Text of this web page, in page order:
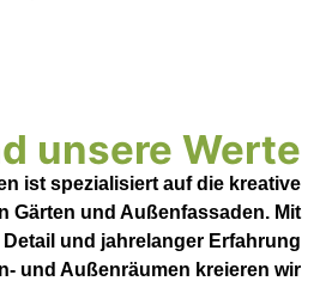
unsere Werte
ist spezialisiert auf die kreative
Gärten und Außenfassaden. Mit
und jahrelanger Erfahrung
und Außenräumen kreieren wir